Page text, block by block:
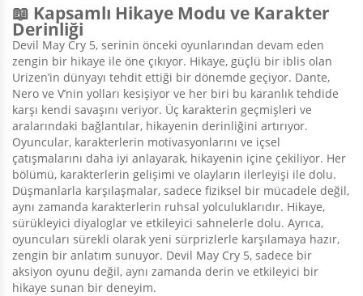
📖 Kapsamlı Hikaye Modu ve Karakter
Derinliği
Devil May Cry 5, serinin önceki oyunlarından devam eden
zengin bir hikaye ile öne çıkıyor. Hikaye, güçlü bir iblis olan
Urizen’in dünyayı tehdit ettiği bir dönemde geçiyor. Dante,
Nero ve V’nin yolları kesişiyor ve her biri bu karanlık tehdide
karşı kendi savaşını veriyor. Üç karakterin geçmişleri ve
aralarındaki bağlantılar, hikayenin derinliğini artırıyor.
Oyuncular, karakterlerin motivasyonlarını ve içsel
çatışmalarını daha iyi anlayarak, hikayenin içine çekiliyor. Her
bölümü, karakterlerin gelişimi ve olayların ilerleyişi ile dolu.
Düşmanlarla karşılaşmalar, sadece fiziksel bir mücadele değil,
aynı zamanda karakterlerin ruhsal yolculuklarıdır. Hikaye,
sürükleyici diyaloglar ve etkileyici sahnelerle dolu. Ayrıca,
oyuncuları sürekli olarak yeni sürprizlerle karşılamaya hazır,
zengin bir anlatım sunuyor. Devil May Cry 5, sadece bir
aksiyon oyunu değil, aynı zamanda derin ve etkileyici bir
hikaye sunan bir deneyim.